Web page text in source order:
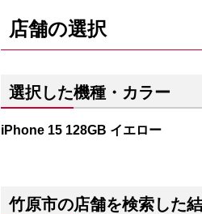
店舗の選択
選択した機種・カラー
iPhone 15 128GB イエロー
竹原市の店舗を検索した